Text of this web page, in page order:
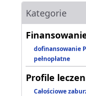
Kategorie
dofinansowanie
pełnopłatne
Profile
Całościowe